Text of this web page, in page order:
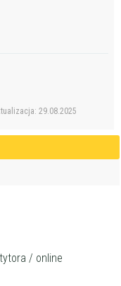
29.08.2025
/ online